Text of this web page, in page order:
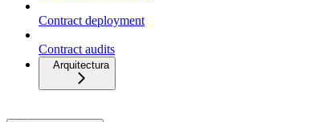
Contract deployment
Contract audits
Arquitectura